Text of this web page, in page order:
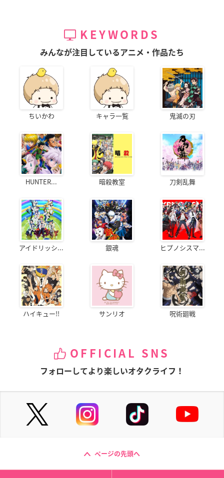
KEYWORDS
みんなが注目しているアニメ・作品たち
ちいかわ キャラ一覧 鬼滅の刃
HUNTER... 暗殺教室 刀剣乱舞
アイドリッシ... 銀魂 ヒプノシスマ...
ハイキュー!! サンリオ 呪術廻戦
OFFICIAL SNS
フォローしてより楽しいオタクライフ！
ページの先頭へ